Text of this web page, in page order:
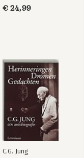
€ 24,99
C.G. Jung